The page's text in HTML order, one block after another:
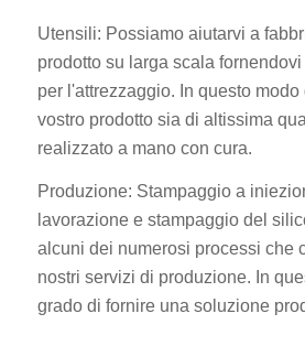
Utensili: Possiamo aiutarvi a
prodotto su larga scala
per l'attrezzaggio. In questo modo
vostro prodotto sia di altissima
realizzato a mano con cura.
Produzione: Stampaggio a
lavorazione e stampaggio del
alcuni dei numerosi processi che
nostri servizi di produzione. In
grado di fornire una soluzione